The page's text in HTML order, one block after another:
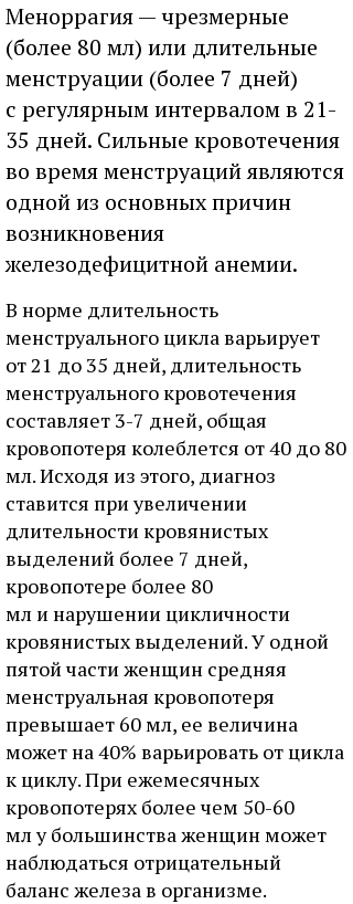
Меноррагия — чрезмерные
(более 80 мл) или длительные
менструации (более 7 дней)
с регулярным интервалом в 21-
35 дней. Сильные кровотечения
во время менструаций являются
одной из основных причин
возникновения
железодефицитной анемии.
В норме длительность
менструального цикла варьирует
от 21 до 35 дней, длительность
менструального кровотечения
составляет 3-7 дней, общая
кровопотеря колеблется от 40 до 80
мл. Исходя из этого, диагноз
ставится при увеличении
длительности кровянистых
выделений более 7 дней,
кровопотере более 80
мл и нарушении цикличности
кровянистых выделений. У одной
пятой части женщин средняя
менструальная кровопотеря
превышает 60 мл, ее величина
может на 40% варьировать от цикла
к циклу. При ежемесячных
кровопотерях более чем 50-60
мл у большинства женщин может
наблюдаться отрицательный
баланс железа в организме.